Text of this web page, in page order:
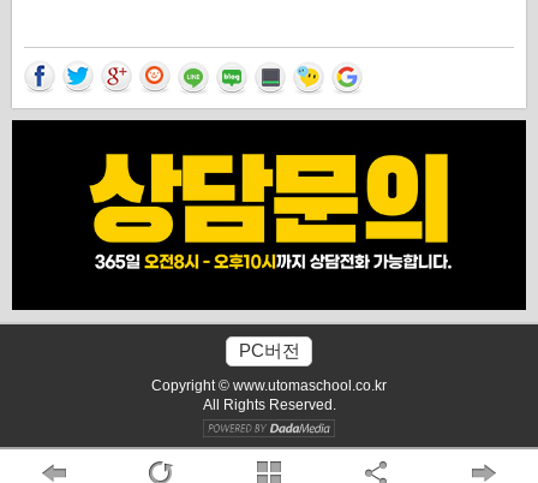
PC버전
Copyright © www.utomaschool.co.kr
All Rights Reserved.